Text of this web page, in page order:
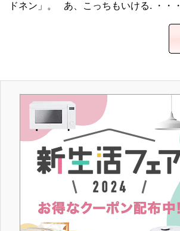
ドネン」。 あ、こっちもいける. ・・・